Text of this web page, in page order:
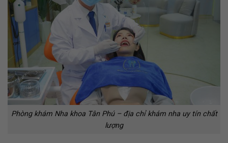
Phòng khám Nha khoa Tân Phú – địa chỉ khám nha uy tín chất
lượng